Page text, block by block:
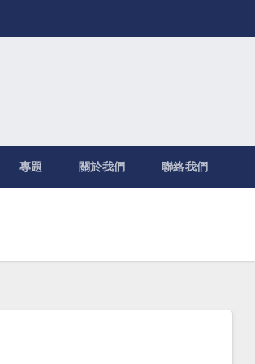
專題 關於我們 聯絡我們